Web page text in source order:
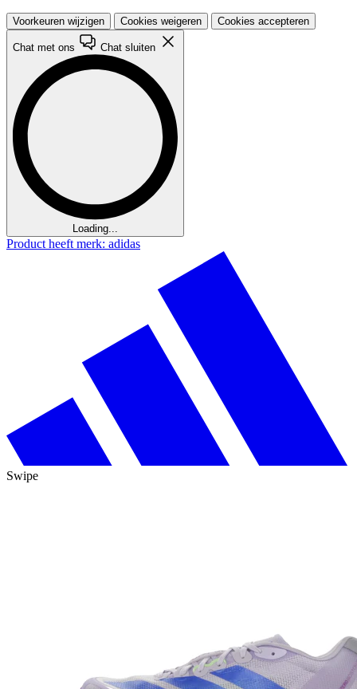
Voorkeuren wijzigen Cookies weigeren Cookies accepteren
Chat met ons Chat sluiten
Loading...
Product heeft merk: adidas
Swipe